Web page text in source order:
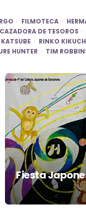
FILMOTECA
DE TESOROS
RINKO
HUNTER TIM
Fiesta